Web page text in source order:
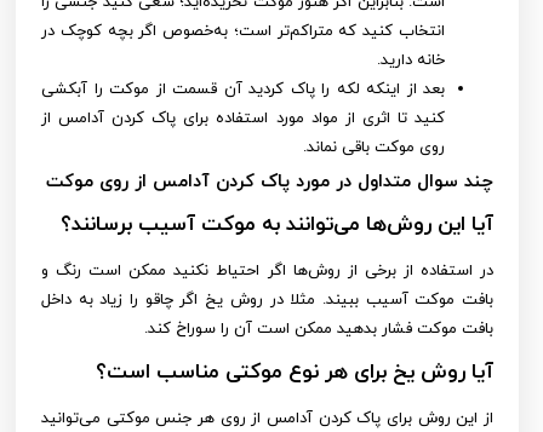
انتخاب کنید که متراکم‌تر است؛ به‌خصوص اگر بچه کوچک در
خانه دارید.
بعد از اینکه لکه را پاک کردید آن قسمت از موکت را آبکشی
کنید تا اثری از مواد مورد استفاده برای پاک کردن آدامس از
روی موکت باقی نماند.
چند سوال متداول در مورد پاک کردن آدامس از روی موکت
آیا این روش‌ها می‌توانند به موکت آسیب برسانند؟
در استفاده از برخی از روش‌ها اگر احتیاط نکنید ممکن است رنگ و
بافت موکت آسیب ببیند. مثلا در روش یخ اگر چاقو را زیاد به داخل
بافت موکت فشار بدهید ممکن است آن را سوراخ کند.
آیا روش یخ برای هر نوع موکتی مناسب است؟
از این روش برای پاک کردن آدامس از روی هر جنس موکتی می‌توانید